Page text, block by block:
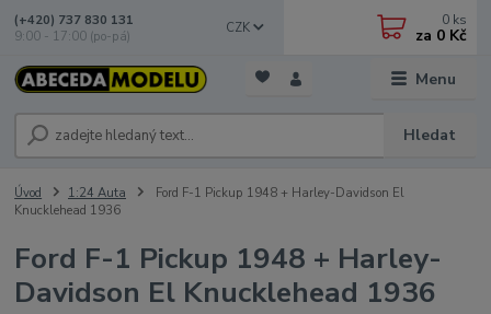
Menu
CZK
Hledat
(+420) 737 830 131
9:00 - 17:00 (po-pá)
0 ks
za 0 Kč
Úvod 1:24 Auta
Ford F-1 Pickup 1948 + Harley-Davidson El
Knucklehead 1936
Ford F-1 Pickup 1948 + Harley-
Davidson El Knucklehead 1936